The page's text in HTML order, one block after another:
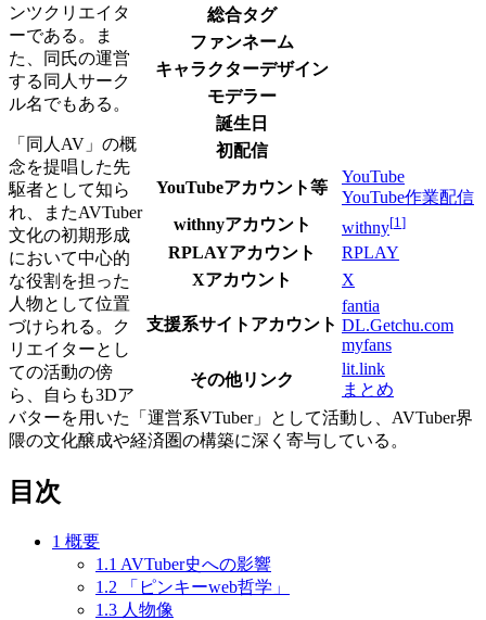
総合タグ
ファンネーム
キャラクターデザイン
モデラー
誕生日
初配信
YouTubeアカウント等
YouTube
YouTube作業配信
withnyアカウント
withny[1 ]
RPLAYアカウント
RPLAY
Xアカウント
X
支援系サイトアカウント
fantia
DL.Getchu.com
myfans
その他リンク
lit.link
まとめ
ンツクリエイタ
ーである。ま
た、同氏の運営
する同人サーク
ル名でもある。
「同人AV」の概
念を提唱した先
駆者として知ら
れ、またAVTuber
文化の初期形成
において中心的
な役割を担った
人物として位置
づけられる。ク
リエイターとし
ての活動の傍
ら、自らも3Dア
バターを用いた「運営系VTuber」として活動し、AVTuber界
隈の文化醸成や経済圏の構築に深く寄与している。
目次
1 概要
1.1 AVTuber史への影響
1.2
「ピンキーweb哲学」
1.3 人物像